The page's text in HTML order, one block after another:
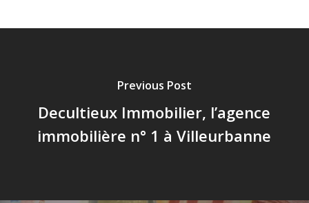
Previous Post
Decultieux Immobilier, l’agence
immobilière n° 1 à Villeurbanne